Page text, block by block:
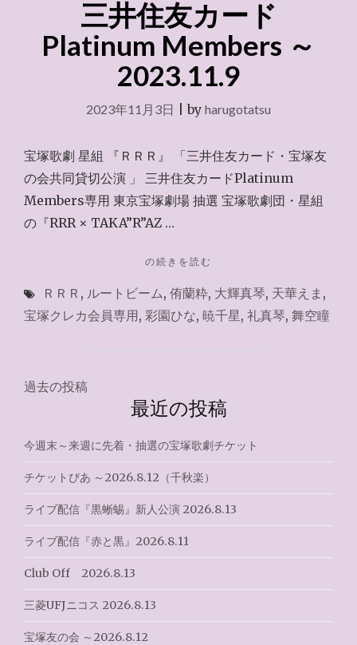
税
2023.11.13"
三井住友カード
Platinum Members ～
2023.11.9
2023年11月3日 |by harugotatsu
宝塚歌劇 星組 『ＲＲＲ』 「三井住友カード・宝塚友
の会共同貸切公演 」 三井住友カードPlatinum
Members専用 東京宝塚劇場 抽選 宝塚歌劇団・星組
の『RRR × TAKA”R”AZ …
"三
住
友
～
の続きを読む
ＲＲＲ , ルートビーム, 侑蘭粋, 大輝真琴, 天華えま ,
宝塚クレカ会員専用, 彩園ひな, 暁千星, 礼真琴, 舞空瞳
投
ナ
ビ
ゲ
ー
シ
ョ
ン
過去の投稿
最近の投稿
今週末～来週に先着・抽選の宝塚歌劇チケット
チケットぴあ ～2026.8.12（千秋楽）
ライブ配信『黒蜥蜴』新人公演 2026.8.13
ライブ配信『赤と黒』2026.8.11
Club Off 2026.8.13
三菱UFJニコス 2026.8.13
宝塚友の会 ～2026.8.12